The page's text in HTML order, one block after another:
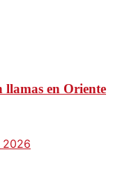
llamas en Oriente
2026